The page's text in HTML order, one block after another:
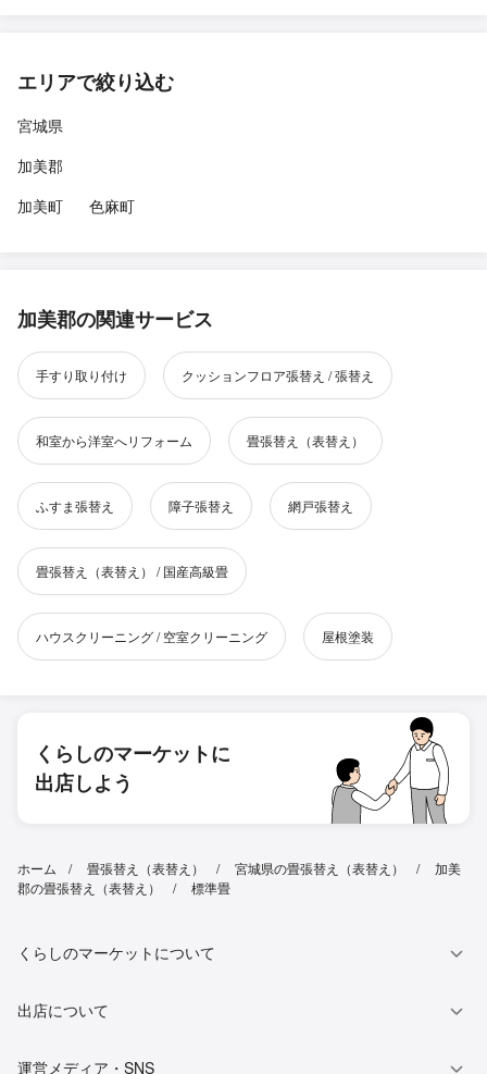
エリアで絞り込む
宮城県
加美郡
加美町
色麻町
加美郡の関連サービス
手すり取り付け クッションフロア張替え / 張替え
和室から洋室へリフォーム 畳張替え（表替え）
ふすま張替え 障子張替え 網戸張替え
畳張替え（表替え） / 国産高級畳
ハウスクリーニング / 空室クリーニング 屋根塗装
くらしのマーケットに
出店しよう
ホーム 畳張替え（表替え） 宮城県の畳張替え（表替え）
加美
郡の畳張替え（表替え）
標準畳
くらしのマーケットについて
出店について
運営メディア・SNS